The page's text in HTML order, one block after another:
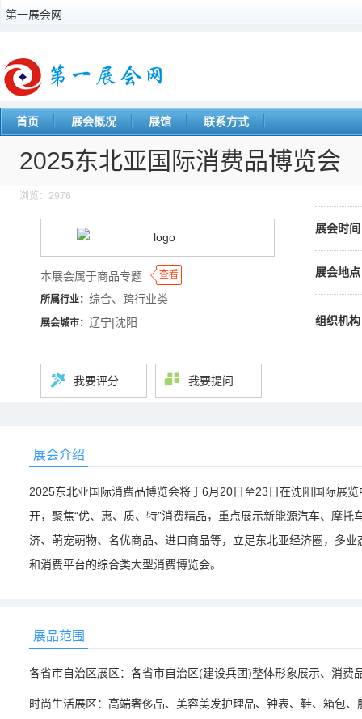
第一展会网
首页 展会概况 展馆 联系方式
2025东北亚国际消费品博览会
浏览：2976
展会时
展会地
组织机构
本展会属于商品专题 ◆
◆查看
所属行业： 综合、跨行业类
展会城市： 辽宁|沈阳
我要评分 我要提问
展会介绍
2025东北亚国际消费品博览会将于6月20日至23日在沈阳国际展
开，聚焦“优、惠、质、特”消费精品，重点展示新能源汽车、摩
济、萌宠萌物、名优商品、进口商品等，立足东北亚经济圈，多
和消费平台的综合类大型消费博览会。
展品范围
各省市自治区展区：各省市自治区(建设兵团)整体形象展示、消费
时尚生活展区：高端奢侈品、美容美发护理品、钟表、鞋、箱包